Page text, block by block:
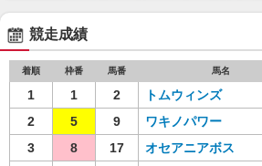
競走成績
着順 枠番 馬番 馬名
1 1 2 トムウィンズ
2
5 9 ワキノパワー
3
8 17 オセアニアボス